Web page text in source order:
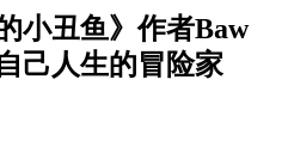
小丑鱼》作者Baw
己人生的冒险家